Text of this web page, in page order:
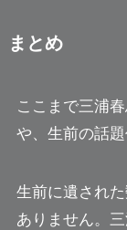
まとめ
ここまで三浦
や、生前の話
生前に遺され
ありません。